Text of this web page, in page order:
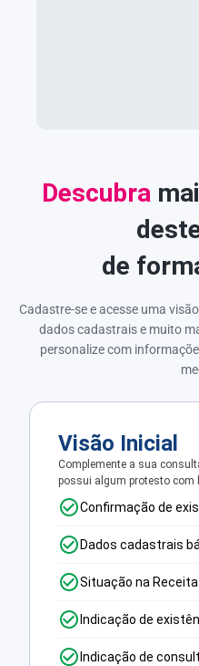
Descubra
de
Cadastre-se e acesse uma
dados cadastrais e muito
personalize com
Visão Inicial
Complemente a sua
possui algum protesto com
Confirmação de
Dados cadastrais
Situação na Receita
Indicação de
Indicação de